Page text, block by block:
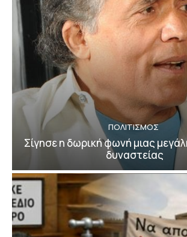
ΠΟΛΙΤΙΣΜΟΣ
Σίγησε η δωρική φωνή μιας
δυναστείας